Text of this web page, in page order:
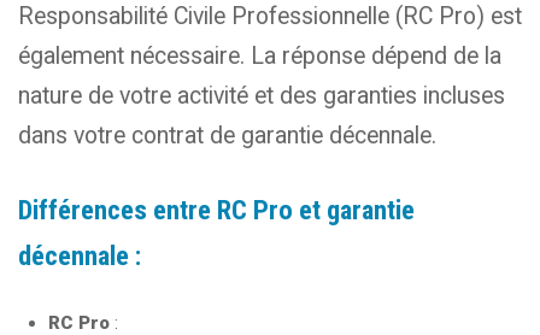
Responsabilité Civile Professionnelle (RC Pro) est
également nécessaire. La réponse dépend de la
nature de votre activité et des garanties incluses
dans votre contrat de garantie décennale.
Différences entre RC Pro et garantie
décennale :
RC Pro :